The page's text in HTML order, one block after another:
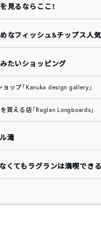
見るならここ！
なフィッシュ&チップス人気
たいショッピング
ップ「Kanuka design gallery」
買える店「Raglan Longboards」
滝
くてもラグランは満喫できる